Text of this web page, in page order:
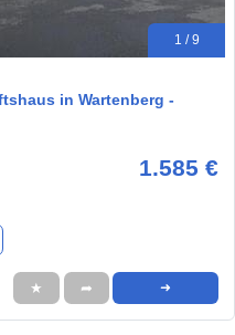
1 / 9
in Wartenberg -
1.585 €
★ ➦ ➜